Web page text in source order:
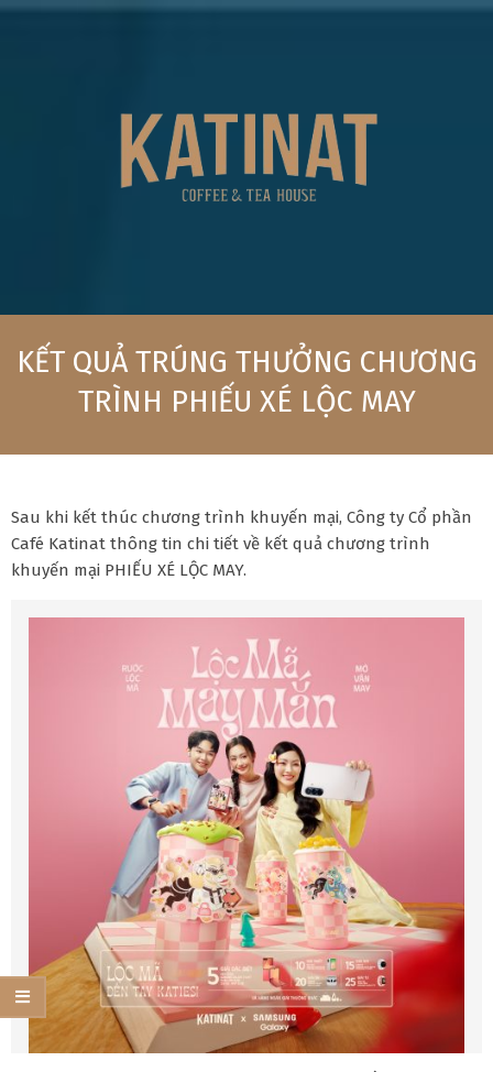
Skip
Navigation
KẾT QUẢ TRÚNG THƯỞNG CHƯƠNG
TRÌNH PHIẾU XÉ LỘC MAY
Sau khi kết thúc chương trình khuyến mại, Công ty Cổ phần
Café Katinat thông tin chi tiết về kết quả chương trình
khuyến mại PHIẾU XÉ LỘC MAY.